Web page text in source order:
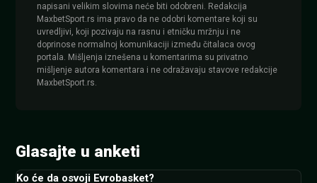
napisani velikim slovima neće biti odobreni. Redakcija
MaxbetSport.rs ima pravo da ne odobri komentare koji su
uvredljivi, koji pozivaju na rasnu i etničku mržnju i ne
doprinose normalnoj komunikaciji između čitalaca ovog
portala. Mišljenja iznešena u komentarima su privatno
mišljenje autora komentara i ne odražavaju stavove redakcije
MaxbetSport.rs.
Glasajte u anketi
Ko će da osvoji Evrobasket?